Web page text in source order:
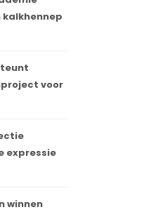
voor
expressie
winnen